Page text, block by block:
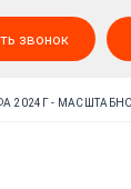
звонок
2024Г -